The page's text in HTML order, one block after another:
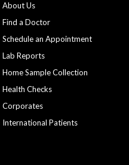
About Us
Find a Doctor
Schedule an Appointment
Lab Reports
Home Sample Collection
Health Checks
Corporates
International Patients